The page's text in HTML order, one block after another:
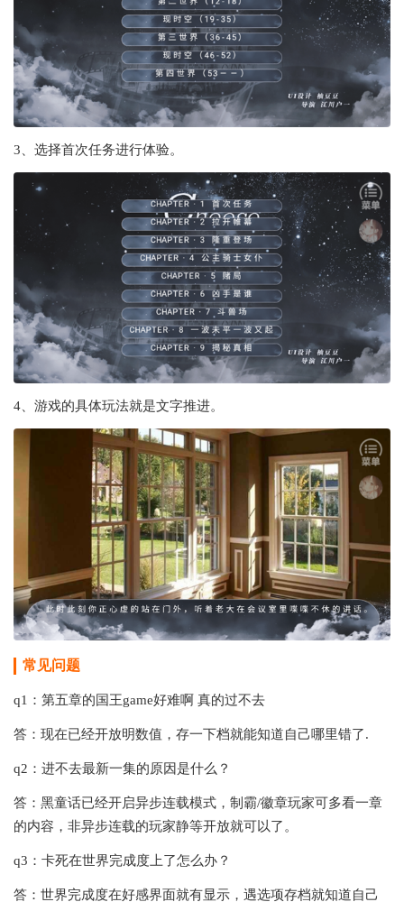
3、选择首次任务进行体验。
4、游戏的具体玩法就是文字推进。
常见问题
q1：第五章的国王game好难啊 真的过不去
答：现在已经开放明数值，存一下档就能知道自己哪里错了.
q2：进不去最新一集的原因是什么？
答：黑童话已经开启异步连载模式，制霸/徽章玩家可多看一章
的内容，非异步连载的玩家静等开放就可以了。
q3：卡死在世界完成度上了怎么办？
答：世界完成度在好感界面就有显示，遇选项存档就知道自己